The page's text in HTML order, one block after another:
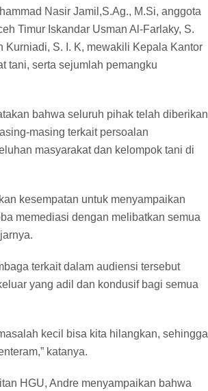
Nasir Jamil,S.Ag., M.Si, anggota
Timur Iskandar Usman Al-Farlaky, S.
Kurniadi, S. I. K, mewakili Kepala Kantor
tani, serta sejumlah pemangku
bahwa seluruh pihak telah diberikan
masing terkait persoalan
masyarakat dan kelompok tani di
kesempatan untuk menyampaikan
memediasi dengan melibatkan semua
terkait dalam audiensi tersebut
yang adil dan kondusif bagi semua
kecil bisa kita hilangkan, sehingga
katanya.
HGU, Andre menyampaikan bahwa